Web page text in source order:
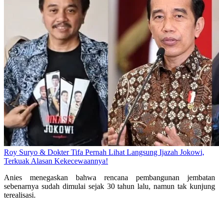
Roy Suryo & Dokter Tifa Pernah Lihat Langsung Ijazah Jokowi,
Terkuak Alasan Kekecewaannya!
Anies menegaskan bahwa rencana pembangunan jembatan
sebenarnya sudah dimulai sejak 30 tahun lalu, namun tak kunjung
terealisasi.